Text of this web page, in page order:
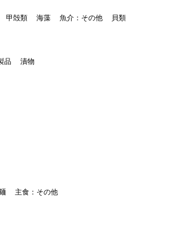
甲殻類 海藻 魚介：その他 貝類
品 漬物
主食：その他